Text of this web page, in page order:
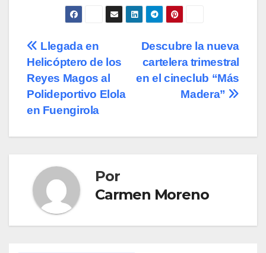
Navegación
de
entradas
Descubre la nueva
cartelera trimestral
en el cineclub “Más
Madera”
Llegada en
Helicóptero de los
Reyes Magos al
Polideportivo Elola
en Fuengirola
Por
Carmen Moreno